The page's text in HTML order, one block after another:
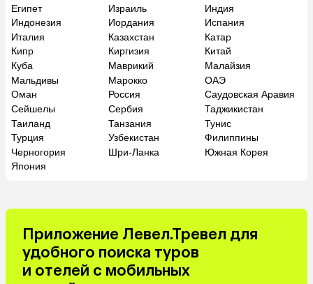
Египет
Израиль
Индия
Индонезия
Иордания
Испания
Италия
Казахстан
Катар
Кипр
Киргизия
Китай
Куба
Маврикий
Малайзия
Мальдивы
Марокко
ОАЭ
Оман
Россия
Саудовская Аравия
Сейшелы
Сербия
Таджикистан
Таиланд
Танзания
Тунис
Турция
Узбекистан
Филиппины
Черногория
Шри-Ланка
Южная Корея
Япония
Приложение Левел.Тревел для
удобного поиска туров
и отелей с мобильных